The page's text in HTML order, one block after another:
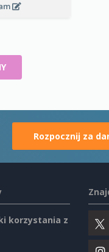
Rozpocznij za
korzystania z